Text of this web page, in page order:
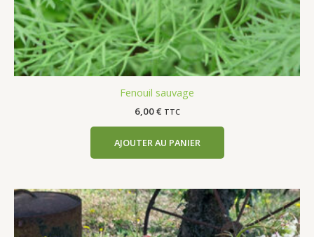
Fenouil sauvage
6,00€ TTC
AJOUTER AU PANIER